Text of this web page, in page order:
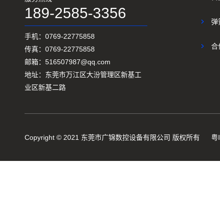
189-2585-3356
手机：0769-22775858
传真：0769-22775858
邮箱：516507987@qq.com
地址：东莞市万江区大汾管理区新基工
业区新基二路
弹
合
Copyright © 2021 东莞市广锦数控设备有限公司 版权所有 粤